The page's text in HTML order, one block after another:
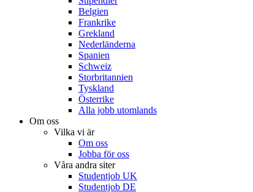
Belgien
Frankrike
Grekland
Nederländerna
Spanien
Schweiz
Storbritannien
Tyskland
Österrike
Alla jobb utomlands
Om oss
Vilka vi är
Om oss
Jobba för oss
Våra andra siter
Studentjob UK
Studentjob DE